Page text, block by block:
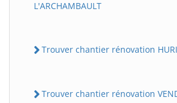
L'ARCHAMBAULT
Trouver chantier rénovation
Trouver chantier rénovation